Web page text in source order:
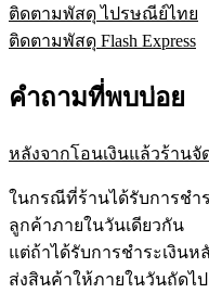
ติดตามพัสดุ ไปรษณีย์ไทย
ติดตามพัสดุ Flash Express
คำถามที่พบบ่อย
หลังจากโอนเงินแล้วร้านจั
ในกรณีที่ร้านได้รับการชำ
ลูกค้าภายในวันเดียวกัน
แต่ถ้าได้รับการชำระเงินห
ส่งสินค้าให้ภายในวันถัดไ